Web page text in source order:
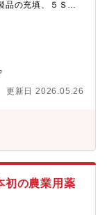
品の充填、５Ｓ等
歓迎
更新日 2026.05.26
初の農業用薬